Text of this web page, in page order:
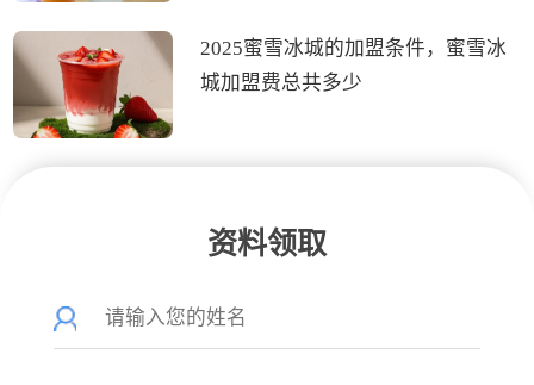
2025蜜雪冰城的加盟条件，蜜雪冰
城加盟费总共多少
资料领取